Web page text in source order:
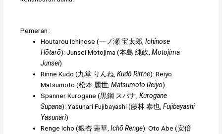
Pemeran :
Houtarou Ichinose (一ノ瀬 宝太郎 Ichinose
Hōtarō): Junsei Motojima (本島 純政 Motojima
Junsei)
Rinne Kudo (九堂 りんね Kudō Rin’ne): Reiyo
Matsumoto (松本 麗世 Matsumoto Reiyo)
Spanner Kurogane (黒鋼 スパナ Kurogane
Supana): Yasunari Fujibayashi (藤林 泰也 Fujibayashi
Yasunari)
Renge Icho (銀杏 蓮華 Ichō Renge): Oto Abe (安倍